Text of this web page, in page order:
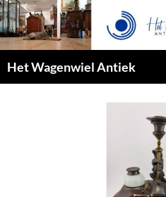
Het Wagenwiel Antiek